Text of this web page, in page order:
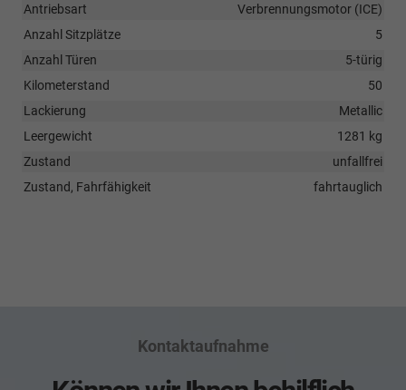
Antriebsart
Verbrennungsmotor (ICE)
Anzahl Sitzplätze
5
Anzahl Türen
5-türig
Kilometerstand
50
Lackierung
Metallic
Leergewicht
1281 kg
Zustand
unfallfrei
Zustand, Fahrfähigkeit
fahrtauglich
Kontaktaufnahme